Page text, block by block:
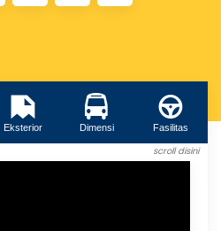
Eksterior Dimensi Fasilitas